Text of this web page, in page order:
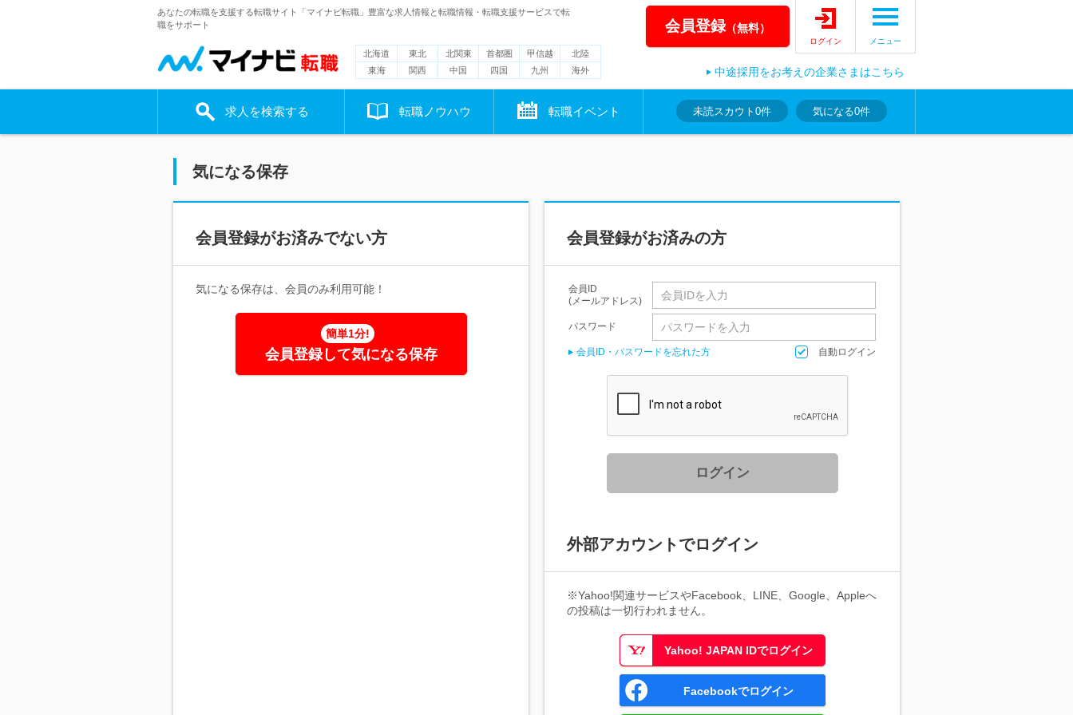
あなたの転職を支援する転職サイト「マイナビ転職」豊富な求人情報と転職情報・転職支援サービスで転
職をサポート
北海道 東北 北関東 首都圏 甲信越
北陸
東海
関西 中国 四国 九州 海外
会員登録（無料）
ログイン メニュー
中途採用をお考えの企業さまはこちら
求人を検索する 転職ノウハウ 転職イベント 未読スカウト 0件 気になる0件
気になる保存
会員登録がお済みでない方
気になる保存は、会員のみ利用可能！
簡単1分!
会員登録して気になる保存
会員登録がお済みの方
会員ID
(メールアドレス)
パスワード
会員ID・パスワードを忘れた方 自動ログイン
ログイン
外部アカウントでログイン
※Yahoo!関連サービスやFacebook、LINE、Google、Appleへ
の投稿は一切行われません。
Yahoo! JAPAN IDでログイン
Facebookでログイン